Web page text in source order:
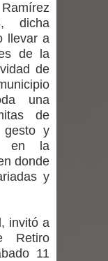
contra
fuera a
y Familia
apoyar a
la
U.
dicha
llevar a
de la
de
una
de
gesto y
en la
donde
y
invitó a
Retiro
11